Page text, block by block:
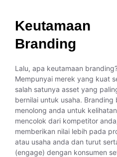
Keutamaan
Branding
Lalu, apa keutamaan
Mempunyai merek yang kuat
salah satunya asset yang
bernilai untuk usaha. Branding
menolong anda untuk kelihatan
mencolok dari kompetitor
memberikan nilai lebih pada
atau usaha anda dan turut
(engage) dengan konsumen